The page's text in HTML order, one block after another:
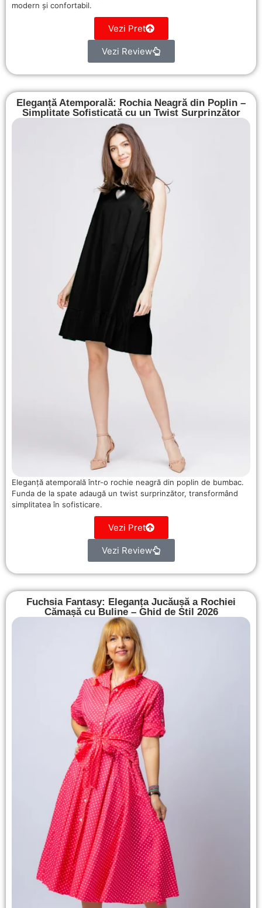
modern și confortabil.
Vezi Pret
Vezi Review
Eleganță Atemporală: Rochia Neagră din Poplin –
Simplitate Sofisticată cu un Twist Surprinzător
Eleganță atemporală într-o rochie neagră din poplin de bumbac.
Funda de la spate adaugă un twist surprinzător, transformând
simplitatea în sofisticare.
Vezi Pret
Vezi Review
Fuchsia Fantasy: Eleganța Jucăușă a Rochiei
Cămașă cu Buline – Ghid de Stil 2026